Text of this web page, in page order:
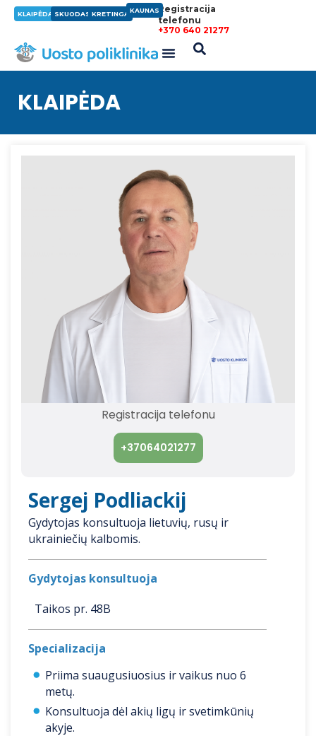
KLAIPĖDA SKUODAS KRETINGA KAUNASRegistracija
telefonu
+370 640 21277
KLAIPĖDA
Registracija telefonu
+37064021277
Sergej Podliackij
Gydytojas konsultuoja lietuvių, rusų ir
ukrainiečių kalbomis.
Gydytojas konsultuoja
Taikos pr. 48B
Specializacija
Priima suaugusiuosius ir vaikus nuo 6
metų.
Konsultuoja dėl akių ligų ir svetimkūnių
akyje.